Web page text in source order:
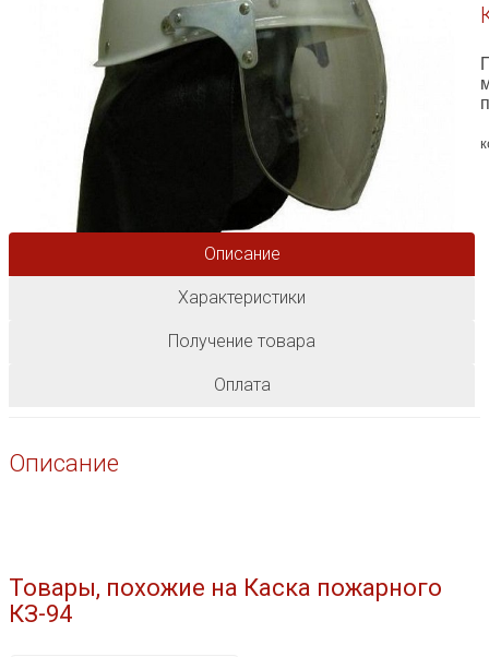
Описание
Характеристики
Получение товара
Оплата
Описание
Товары, похожие на Каска пожарного
КЗ-94